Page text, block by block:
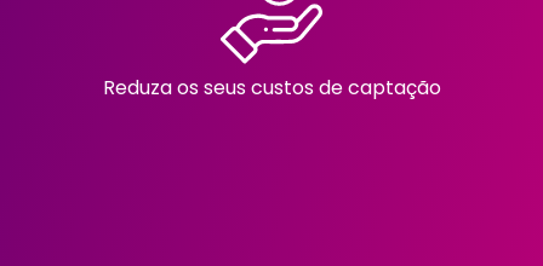
Reduza os seus custos de captação